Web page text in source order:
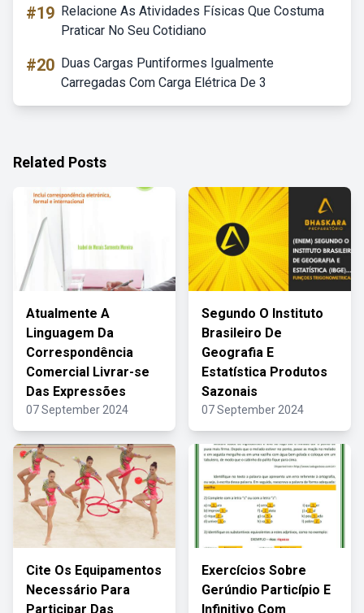
#19 Relacione As Atividades Físicas Que Costuma
Praticar No Seu Cotidiano
#20 Duas Cargas Puntiformes Igualmente
Carregadas Com Carga Elétrica De 3
Related Posts
Atualmente A
Linguagem Da
Correspondência
Comercial Livrar-se
Das Expressões
07 September 2024
Segundo O Instituto
Brasileiro De
Geografia E
Estatística Produtos
Sazonais
07 September 2024
Cite Os Equipamentos
Necessário Para
Participar Das
Exercícios Sobre
Gerúndio Particípio E
Infinitivo Com